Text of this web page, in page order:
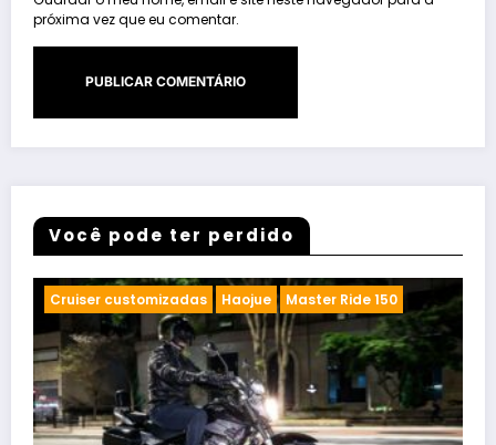
próxima vez que eu comentar.
Você pode ter perdido
Ducati Lançamentos Scrambler Scrambler Icon